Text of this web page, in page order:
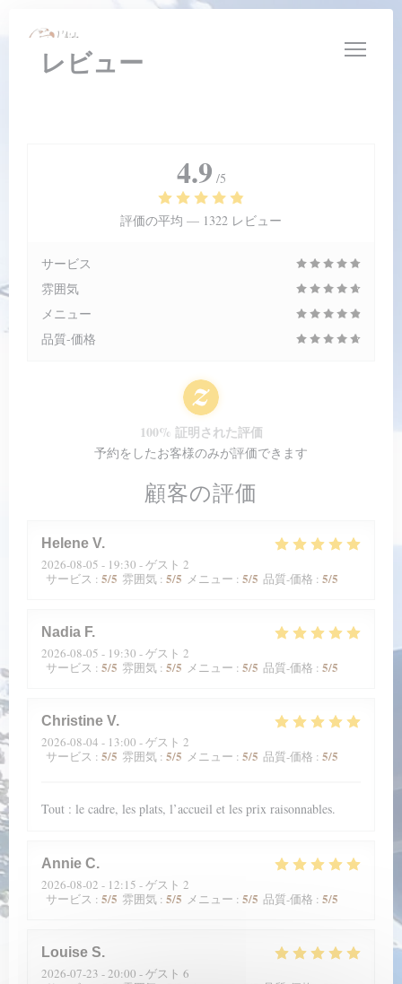
クッキー利用の管理について
レビュー
顧客の評価
Helene V
2026-08-05 - 19:30 - ゲスト 2
サービス : 5/5 雰囲気 : 5/5 メニュー : 5/5 品質-価格 : 5/5
Nadia F
2026-08-05 - 19:30 - ゲスト 2
サービス : 5/5 雰囲気 : 5/5 メニュー : 5/5 品質-価格 : 5/5
Christine V
2026-08-04 - 13:00 - ゲスト 2
サービス : 5/5 雰囲気 : 5/5 メニュー : 5/5 品質-価格 : 5/5
Tout : le cadre, les plats, l’accueil et les prix raisonnables.
Annie C
2026-08-02 - 12:15 - ゲスト 2
サービス : 5/5 雰囲気 : 5/5 メニュー : 5/5 品質-価格 : 5/5
Louise S
2026-07-23 - 20:00 - ゲスト 6
4.9 /5
評価の平均 — 1322 レビュー
サービス
雰囲気
メニュー
品質-価格
100% 証明された評価
予約をしたお客様のみが評価できます